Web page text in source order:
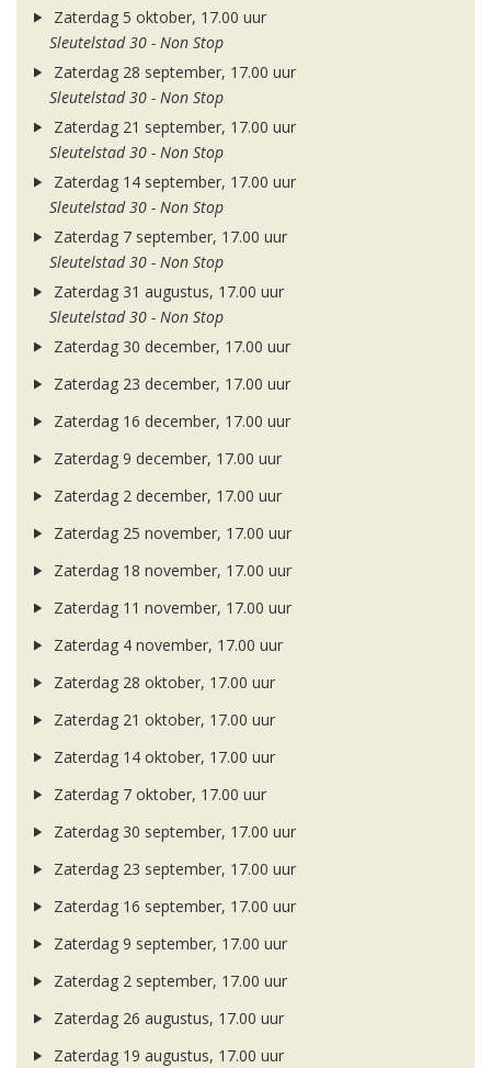
Zaterdag 5 oktober, 17.00 uur
Sleutelstad 30 - Non Stop
Zaterdag 28 september, 17.00 uur
Sleutelstad 30 - Non Stop
Zaterdag 21 september, 17.00 uur
Sleutelstad 30 - Non Stop
Zaterdag 14 september, 17.00 uur
Sleutelstad 30 - Non Stop
Zaterdag 7 september, 17.00 uur
Sleutelstad 30 - Non Stop
Zaterdag 31 augustus, 17.00 uur
Sleutelstad 30 - Non Stop
Zaterdag 30 december, 17.00 uur
Zaterdag 23 december, 17.00 uur
Zaterdag 16 december, 17.00 uur
Zaterdag 9 december, 17.00 uur
Zaterdag 2 december, 17.00 uur
Zaterdag 25 november, 17.00 uur
Zaterdag 18 november, 17.00 uur
Zaterdag 11 november, 17.00 uur
Zaterdag 4 november, 17.00 uur
Zaterdag 28 oktober, 17.00 uur
Zaterdag 21 oktober, 17.00 uur
Zaterdag 14 oktober, 17.00 uur
Zaterdag 7 oktober, 17.00 uur
Zaterdag 30 september, 17.00 uur
Zaterdag 23 september, 17.00 uur
Zaterdag 16 september, 17.00 uur
Zaterdag 9 september, 17.00 uur
Zaterdag 2 september, 17.00 uur
Zaterdag 26 augustus, 17.00 uur
Zaterdag 19 augustus, 17.00 uur